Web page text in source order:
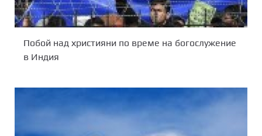
Побой над християни по време на богослужение
в Индия